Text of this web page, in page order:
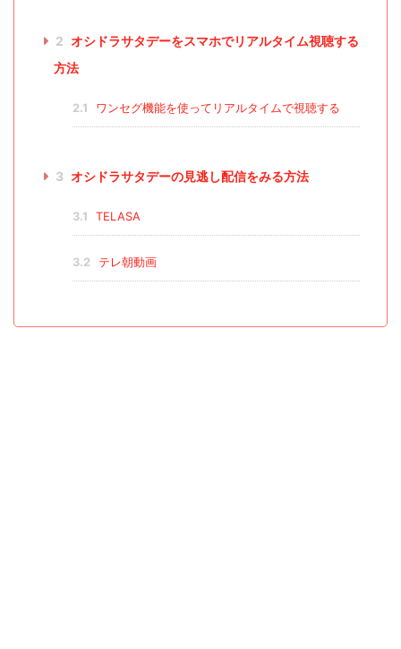
2 オシドラサタデーをスマホでリアルタイム視聴する
方法
2.1 ワンセグ機能を使ってリアルタイムで視聴する
3 オシドラサタデーの見逃し配信をみる方法
3.1 TELASA
3.2 テレ朝動画